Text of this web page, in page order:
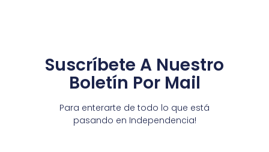
Suscríbete A Nuestro
Boletín Por Mail
Para enterarte de todo lo que está
pasando en Independencia!